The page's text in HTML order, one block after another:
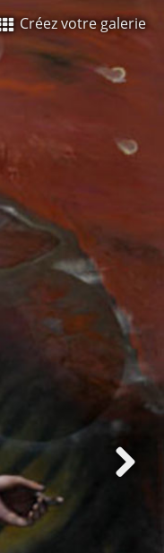
Créez votre galerie